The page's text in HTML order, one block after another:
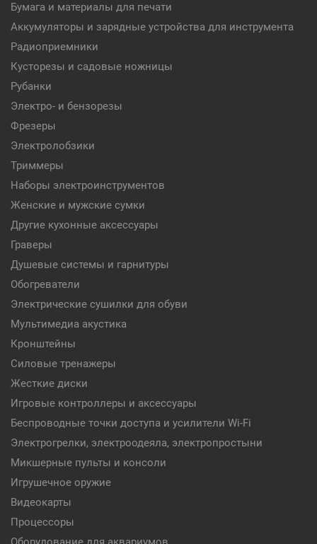
Бумага и материалы для печати
Аккумуляторы и зарядные устройства для инструмента
Радиоприемники
Кусторезы и садовые ножницы
Рубанки
Электро- и бензорезы
Фрезеры
Электролобзики
Триммеры
Наборы электроинструментов
Женские и мужские сумки
Другие кухонные аксессуары
Граверы
Душевые системы и гарнитуры
Обогреватели
Электрические сушилки для обуви
Мультимедиа акустика
Кронштейны
Силовые тренажеры
Жесткие диски
Игровые контроллеры и аксессуары
Беспроводные точки доступа и усилители Wi-Fi
Электрогрелки, электроодеяла, электропростыни
Микшерные пульты и консоли
Игрушечное оружие
Видеокарты
Процессоры